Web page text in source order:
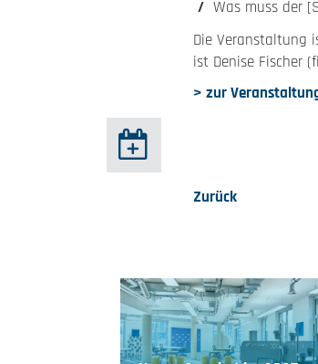
Was muss der
Die Veranstaltung
ist Denise Fischer
> zur
Zurück